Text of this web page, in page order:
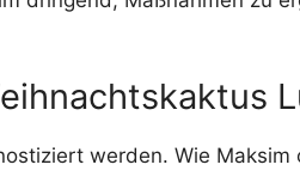
werden. Wie